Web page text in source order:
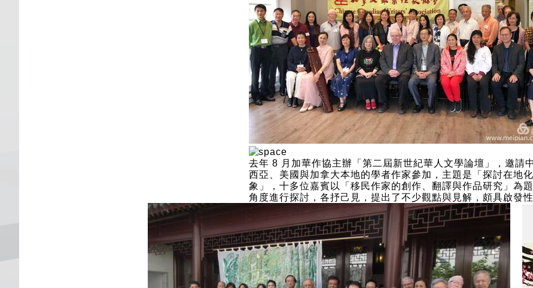
去年 8 月加華作協主辦「第二屆新世紀華人文學論壇」，邀請
西亞、美國與加拿大本地的學者作家參加，主題是「探討在地
象」，十多位嘉賓以「移民作家的創作、翻譯與作品研究」為
角度進行探討，各抒己見，提出了不少觀點與見解，頗具啟發性